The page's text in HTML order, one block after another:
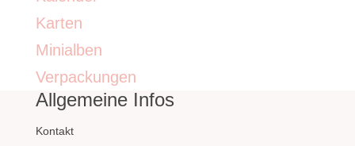
Karten
Minialben
Verpackungen
Allgemeine Infos
Kontakt